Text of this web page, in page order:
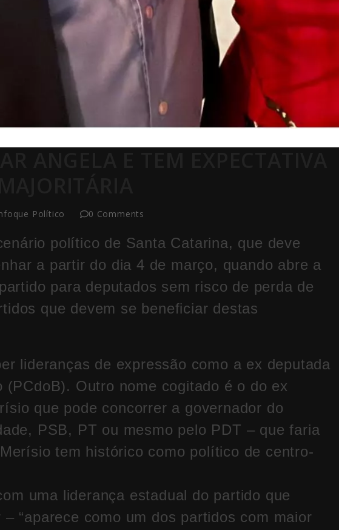
Político 0 Comments
político de Santa Catarina, que deve
a partir do dia 4 de março, quando abre a
para deputados sem risco de perda de
que devem se beneficiar destas
lideranças de expressão como a ex deputada
(PCdoB). Outro nome cogitado é o do ex
que pode concorrer a governador do
PSB, PT ou mesmo pelo PDT – que faria
tem histórico como político de centro-
uma liderança estadual do partido que
“aparece como um dos partidos com maior